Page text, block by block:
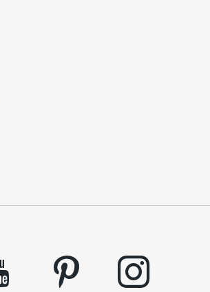
pinterest instagram